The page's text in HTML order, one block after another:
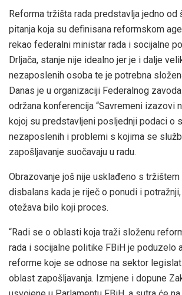
Reforma tržišta rada predstavlja jedno
pitanja koja su definisana reformskom
rekao federalni ministar rada i socijalne
Drljača, stanje nije idealno jer je i dalje
nezaposlenih osoba te je potrebna
Danas je u organizaciji Federalnog
održana konferencija “Savremeni izazovi
kojoj su predstavljeni posljednji podaci o
nezaposlenih i problemi s kojima se
zapošljavanje suočavaju u radu.
Obrazovanje još nije usklađeno s tržištem
disbalans kada je riječ o ponudi i
otežava bilo koji proces.
“Radi se o oblasti koja traži složenu
rada i socijalne politike FBiH je poduzelo
reforme koje se odnose na sektor
oblast zapošljavanja. Izmjene i dopune